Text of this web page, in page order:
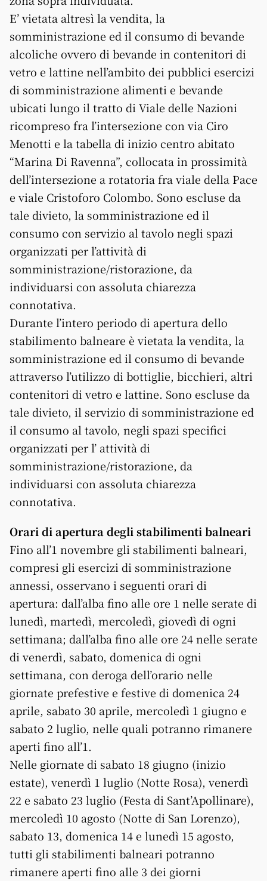
E’ vietata altresì la vendita, la
somministrazione ed il consumo di bevande
alcoliche ovvero di bevande in contenitori di
vetro e lattine nell’ambito dei pubblici esercizi
di somministrazione alimenti e bevande
ubicati lungo il tratto di Viale delle Nazioni
ricompreso fra l’intersezione con via Ciro
Menotti e la tabella di inizio centro abitato
“Marina Di Ravenna”, collocata in prossimità
dell’intersezione a rotatoria fra viale della Pace
e viale Cristoforo Colombo. Sono escluse da
tale divieto, la somministrazione ed il
consumo con servizio al tavolo negli spazi
organizzati per l’attività di
somministrazione/ristorazione, da
individuarsi con assoluta chiarezza
connotativa.
Durante l’intero periodo di apertura dello
stabilimento balneare è vietata la vendita, la
somministrazione ed il consumo di bevande
attraverso l’utilizzo di bottiglie, bicchieri, altri
contenitori di vetro e lattine. Sono escluse da
tale divieto, il servizio di somministrazione ed
il consumo al tavolo, negli spazi specifici
organizzati per l’ attività di
somministrazione/ristorazione, da
individuarsi con assoluta chiarezza
connotativa.
Orari di apertura degli stabilimenti balneari
Fino all’1 novembre gli stabilimenti balneari,
compresi gli esercizi di somministrazione
annessi, osservano i seguenti orari di
apertura: dall’alba fino alle ore 1 nelle serate di
lunedì, martedì, mercoledì, giovedì di ogni
settimana; dall’alba fino alle ore 24 nelle serate
di venerdì, sabato, domenica di ogni
settimana, con deroga dell’orario nelle
giornate prefestive e festive di domenica 24
aprile, sabato 30 aprile, mercoledì 1 giugno e
sabato 2 luglio, nelle quali potranno rimanere
aperti fino all’1.
Nelle giornate di sabato 18 giugno (inizio
estate), venerdì 1 luglio (Notte Rosa), venerdì
22 e sabato 23 luglio (Festa di Sant’Apollinare),
mercoledì 10 agosto (Notte di San Lorenzo),
sabato 13, domenica 14 e lunedì 15 agosto,
tutti gli stabilimenti balneari potranno
rimanere aperti fino alle 3 dei giorni